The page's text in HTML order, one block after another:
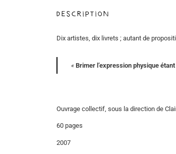
Description
Dix artistes, dix livrets ; autant de
« Brimer l’expression physique
Ouvrage collectif, sous la direction de
60 pages
2007